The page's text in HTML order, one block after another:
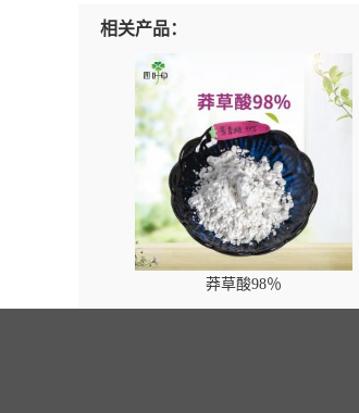
相关产品：
莽草酸98％